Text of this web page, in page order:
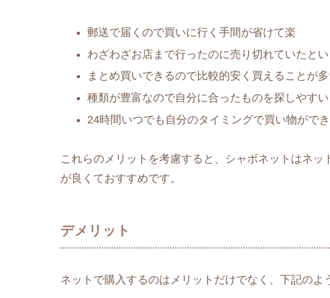
郵送で届くので買いに行く手間が省けて楽
わざわざお店まで行ったのに売り切れていたと
まとめ買いできるので比較的安く買えることが
種類が豊富なので自分に合ったものを探しやすい
24時間いつでも自分のタイミングで買い物がで
これらのメリットを考慮すると、シャボネットはネ
が良くておすすめです。
デメリット
ネットで購入するのはメリットだけでなく、下記のよ